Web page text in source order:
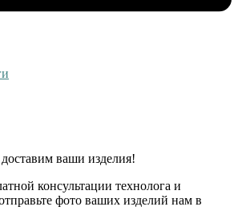
ваши изделия!
консультации технолога и
фото ваших изделий нам в